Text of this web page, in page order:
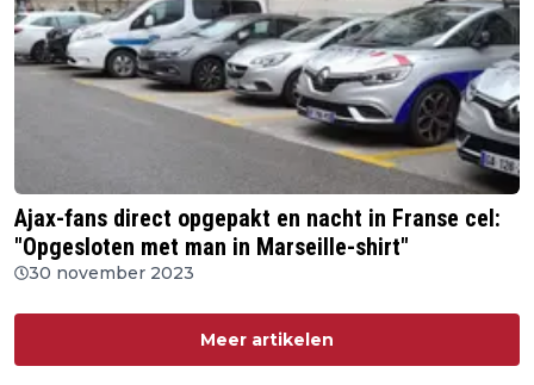
Ajax-fans direct opgepakt en nacht in Franse cel:
"Opgesloten met man in Marseille-shirt"
30 november 2023
Meer artikelen